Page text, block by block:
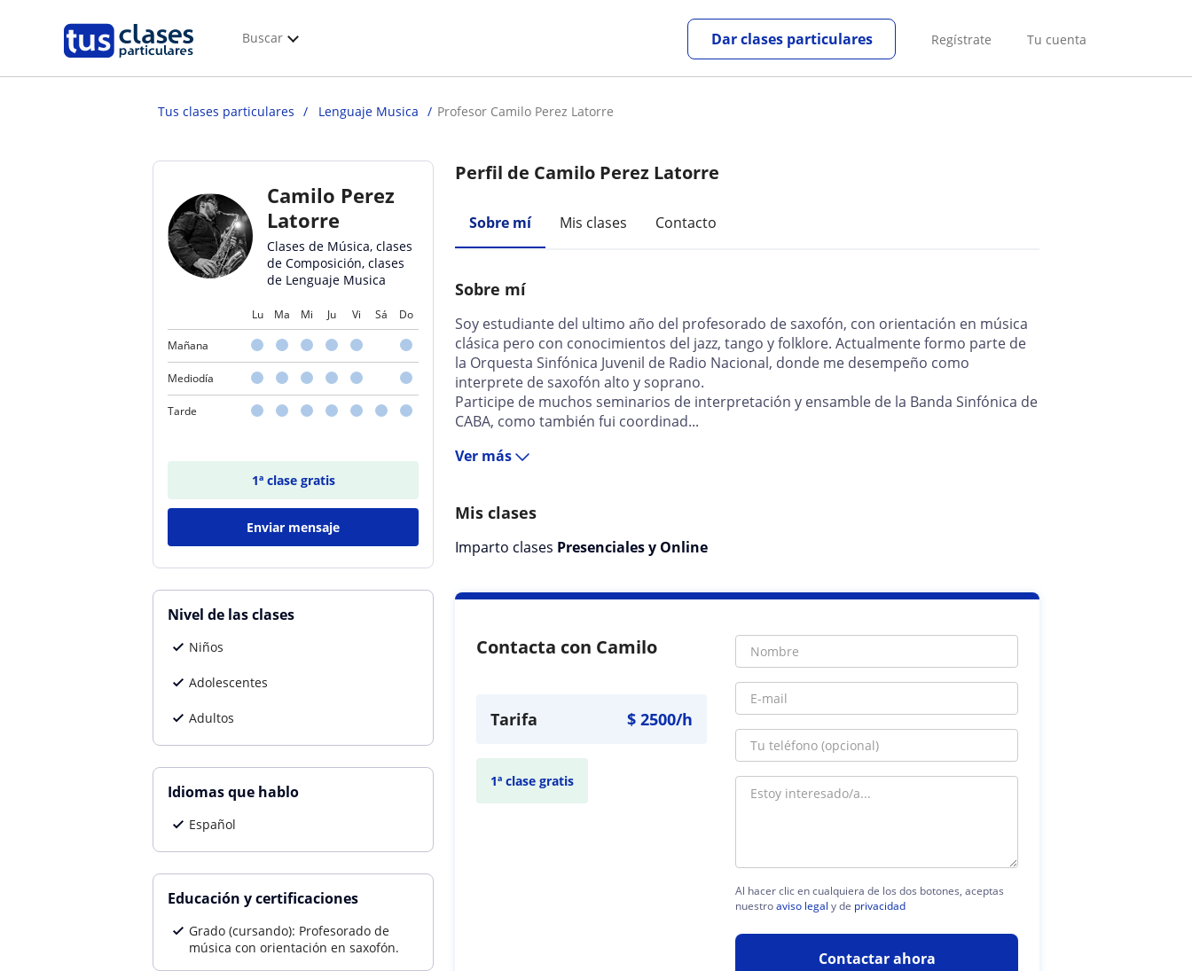
Buscar Regístrate Tu cuenta
Dar clases particulares
Tus clases particulares Lenguaje Musica Profesor Camilo Perez Latorre
Camilo Perez
Latorre
Clases de Música, clases
de Composición, clases
de Lenguaje Musica
Lu Ma Mi Ju Vi Sá Do
Mañana
Mediodía
Tarde
1ª clase gratis
Enviar mensaje
Nivel de las clases
Niños
Adolescentes
Adultos
Idiomas que hablo
Español
Educación y certificaciones
Grado (cursando): Profesorado de
música con orientación en saxofón.
Perfil de Camilo Perez Latorre
Sobre mí Mis clases Contacto
Sobre mí
Soy estudiante del ultimo año del profesorado de saxofón, con orientación en música
clásica pero con conocimientos del jazz, tango y folklore. Actualmente formo parte de
la Orquesta Sinfónica Juvenil de Radio Nacional, donde me desempeño como
interprete de saxofón alto y soprano.
Participe de muchos seminarios de interpretación y ensamble de la Banda Sinfónica de
CABA, como también fui coordinad...
Ver más
Mis clases
Imparto clases Presenciales y Online
Contacta con Camilo
Tarifa $2500/h
1ª clase gratis
Al hacer clic en cualquiera de los dos botones, aceptas
nuestroaviso legal y de privacidad
Contactar ahora